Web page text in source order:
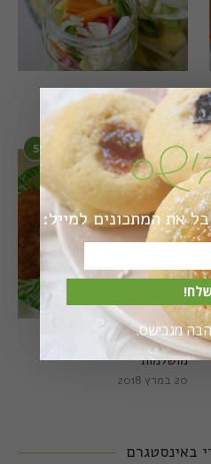
חמוצים מהירים
1 באוגוסט 2022
5
קציצות כרישה טבעוניות
מושלמות
20 במרץ 2018
באינסטגרם
את המתכונים למייל:
מגבישס.